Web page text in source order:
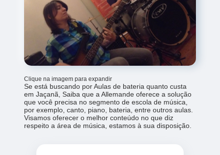
Clique na imagem para expandir
Se está buscando por Aulas de bateria quanto custa
em Jaçanã, Saiba que a Allemande oferece a solução
que você precisa no segmento de escola de música,
por exemplo, canto, piano, bateria, entre outros aulas.
Visamos oferecer o melhor conteúdo no que diz
respeito a área de música, estamos à sua disposição.